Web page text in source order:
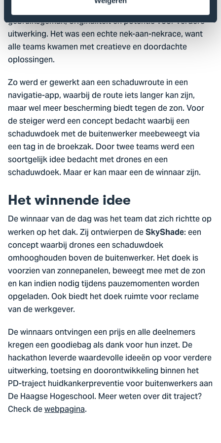
bescherming, veiligheid, technische haalbaarheid,
gebruiksgemak, originaliteit en potentie voor verdere
uitwerking. Het was een echte nek-aan-nekrace, want
alle teams kwamen met creatieve en doordachte
oplossingen.
Zo werd er gewerkt aan een schaduwroute in een
navigatie-app, waarbij de route iets langer kan zijn,
maar wel meer bescherming biedt tegen de zon. Voor
de steiger werd een concept bedacht waarbij een
schaduwdoek met de buitenwerker meebeweegt via
een tag in de broekzak. Door twee teams werd een
soortgelijk idee bedacht met drones en een
schaduwdoek. Maar er kan maar een de winnaar zijn.
Het winnende idee
De winnaar van de dag was het team dat zich richtte op
werken op het dak. Zij ontwierpen deSkyShade: een
concept waarbij drones een schaduwdoek
omhooghouden boven de buitenwerker. Het doek is
voorzien van zonnepanelen, beweegt mee met de zon
en kan indien nodig tijdens pauzemomenten worden
opgeladen. Ook biedt het doek ruimte voor reclame
van de werkgever.
De winnaars ontvingen een prijs en alle deelnemers
kregen een goodiebag als dank voor hun inzet. De
hackathon leverde waardevolle ideeën op voor verdere
uitwerking, toetsing en doorontwikkeling binnen het
PD-traject huidkankerpreventie voor buitenwerkers aan
De Haagse Hogeschool. Meer weten over dit traject?
Check dewebpagina.